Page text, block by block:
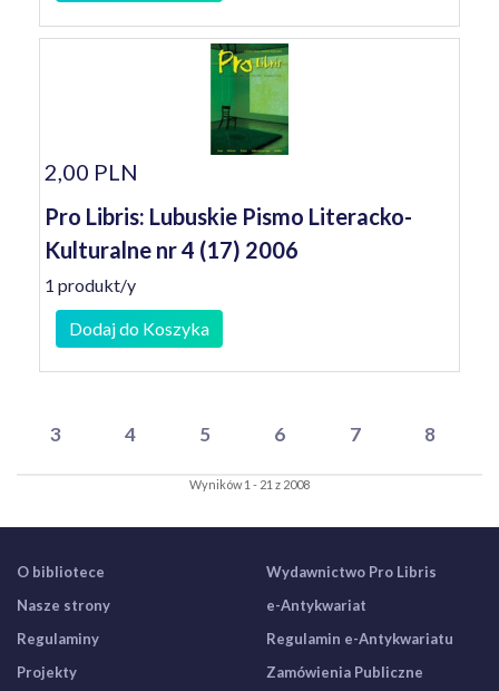
2,00 PLN
Pro Libris: Lubuskie Pismo Literacko-
Kulturalne nr 4 (17) 2006
1 produkt/y
Dodaj do Koszyka
3 4 5 6 7 8
Wyników 1 - 21 z 2008
O bibliotece
Nasze strony
Regulaminy
Projekty
Wydawnictwo Pro Libris
e-Antykwariat
Regulamin e-Antykwariatu
Zamówienia Publiczne